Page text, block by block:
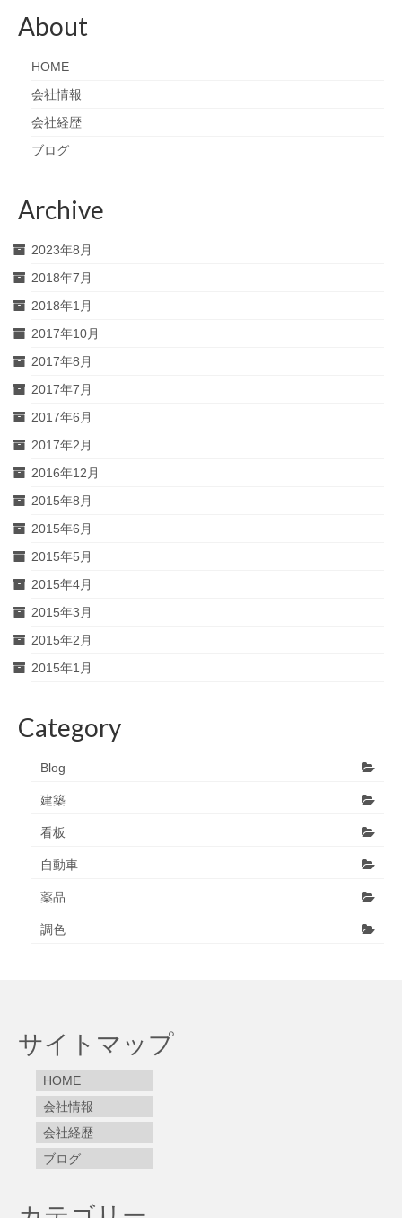
About
HOME
会社情報
会社経歴
ブログ
Archive
2023年8月
2018年7月
2018年1月
2017年10月
2017年8月
2017年7月
2017年6月
2017年2月
2016年12月
2015年8月
2015年6月
2015年5月
2015年4月
2015年3月
2015年2月
2015年1月
Category
Blog
建築
看板
自動車
薬品
調色
サイトマップ
HOME
会社情報
会社経歴
ブログ